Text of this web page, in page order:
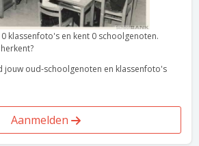
klassenfoto's en kent 0 schoolgenoten.
jouw oud-schoolgenoten en klassenfoto's
Aanmelden